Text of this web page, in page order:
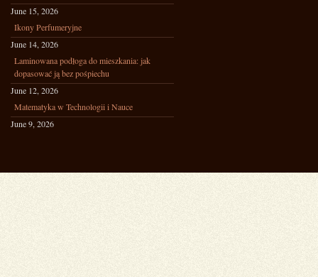
June 15, 2026
Ikony Perfumeryjne
June 14, 2026
Laminowana podłoga do mieszkania: jak
dopasować ją bez pośpiechu
June 12, 2026
Matematyka w Technologii i Nauce
June 9, 2026